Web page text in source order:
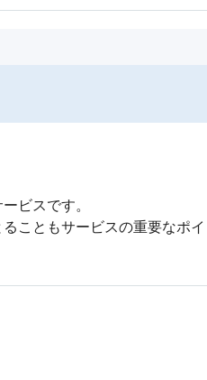
ビスです。
こともサービスの重要なポイ